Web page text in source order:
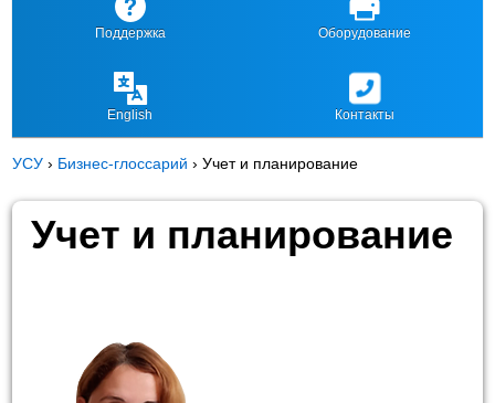
Поддержка Оборудование
English Контакты
УСУ › Бизнес-глоссарий ›Учет и планирование
Учет и планирование